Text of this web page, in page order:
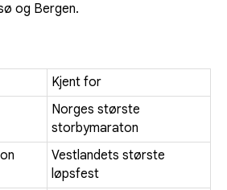
og Bergen.
Kjent for
Norges største
storbymaraton
Vestlandets største
løpsfest